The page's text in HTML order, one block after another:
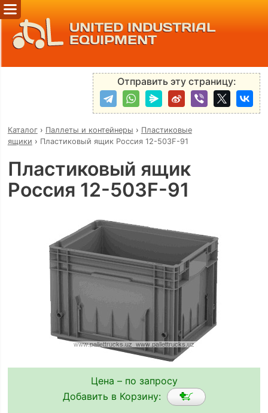
UNITED INDUSTRIAL
EQUIPMENT
Отправить эту страницу:
Каталог› Паллеты и контейнеры › Пластиковые
ящики › Пластиковый ящик Россия 12-503F-91
Пластиковый ящик
Россия 12-503F-91
Цена – по запросу
Добавить в Корзину: